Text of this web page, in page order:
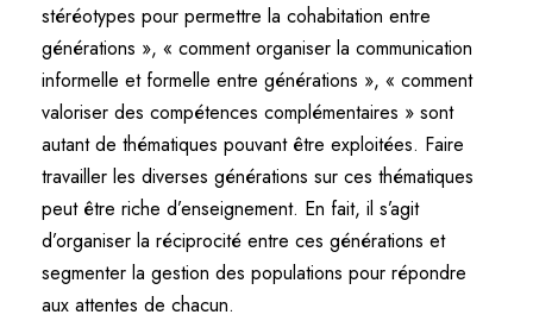
stéréotypes pour permettre la cohabitation entre
générations », « comment organiser la communication
informelle et formelle entre générations », « comment
valoriser des compétences complémentaires » sont
autant de thématiques pouvant être exploitées. Faire
travailler les diverses générations sur ces thématiques
peut être riche d’enseignement. En fait, il s’agit
d’organiser la réciprocité entre ces générations et
segmenter la gestion des populations pour répondre
aux attentes de chacun.